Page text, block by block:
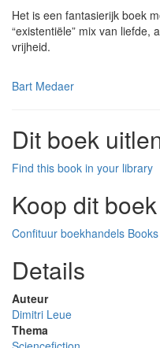
Het is een fantasierijk boek
“existentiële” mix van liefde,
vrijheid.
Bart Medaer
Dit boek
Find this book in your library
Koop dit boek
Confituur boekhandels
Details
Auteur
Dimitri Leue
Thema